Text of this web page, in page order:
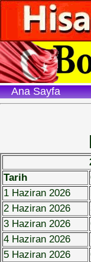
Ana Sayfa
Tarih
1 Haziran 2026
2 Haziran 2026
3 Haziran 2026
4 Haziran 2026
5 Haziran 2026